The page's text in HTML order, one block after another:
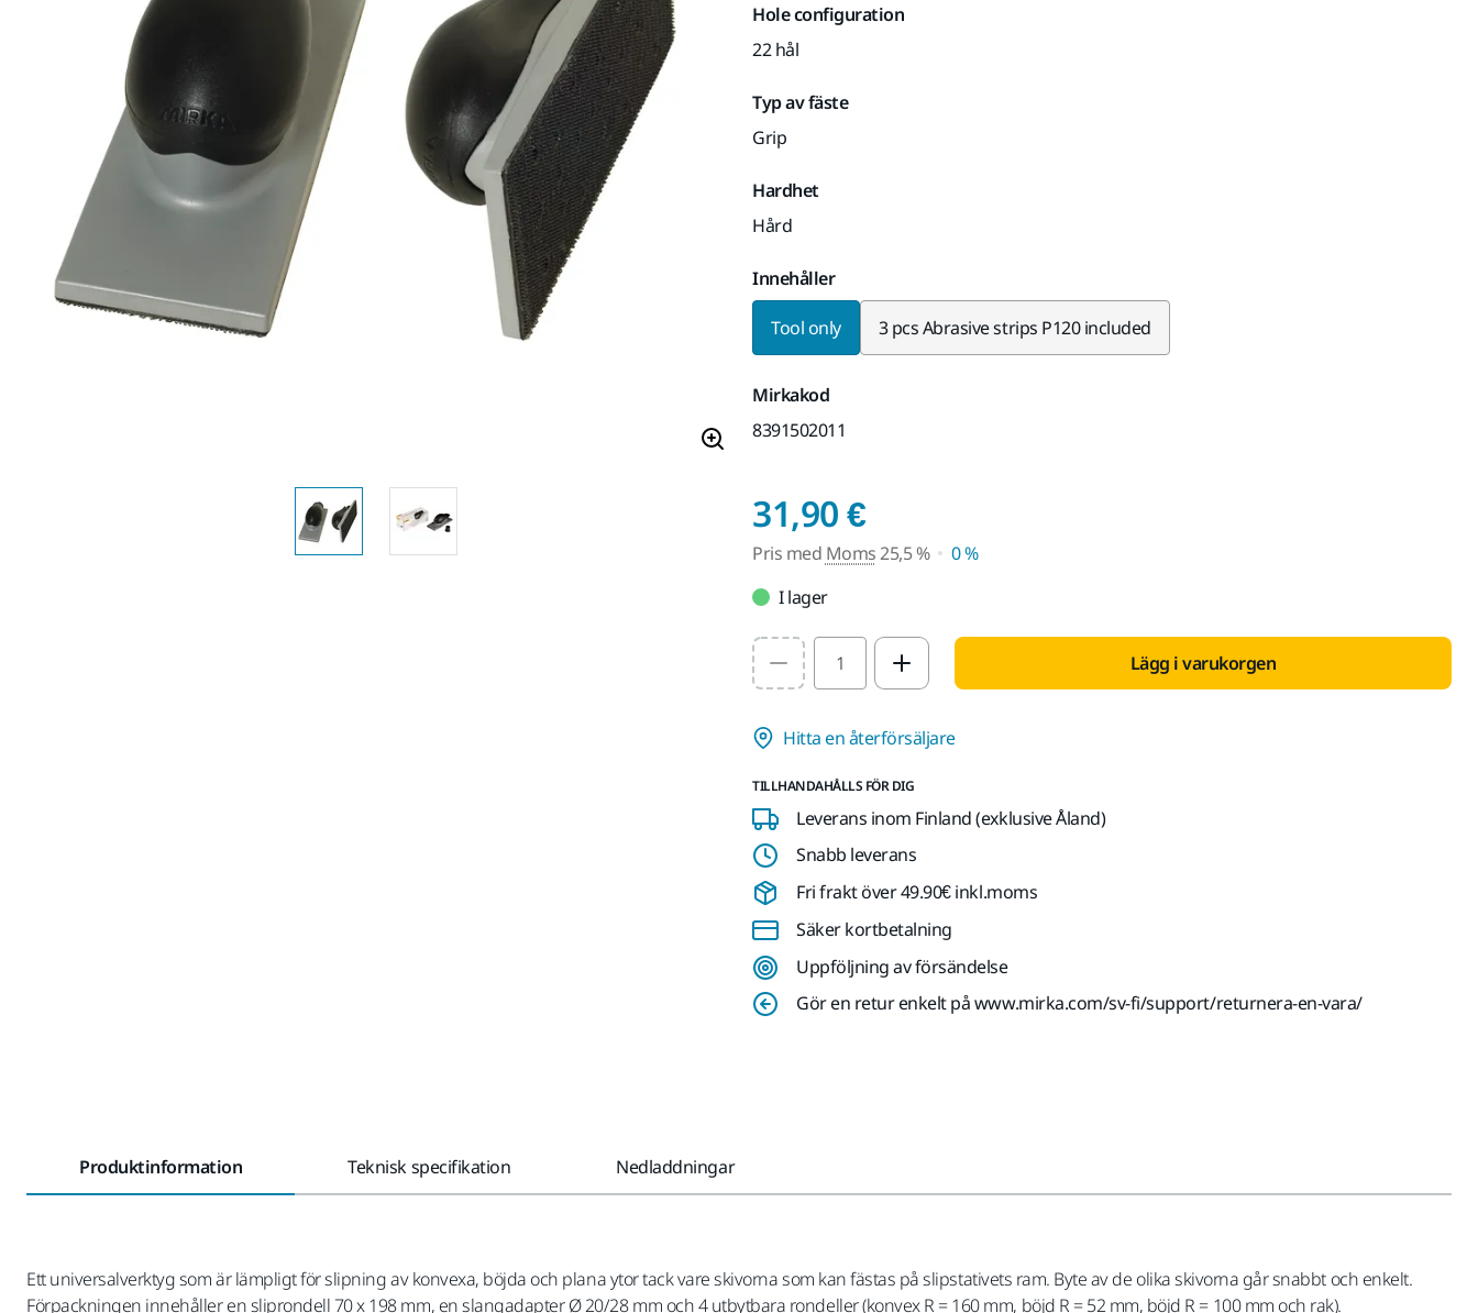
Hole configuration
22 hål
Typ av fäste
Grip
Hardhet
Hård
Innehåller
Tool only 3 pcs Abrasive strips P120 included
Mirkakod
8391502011
31,90 €Pris med Moms 25,5 %
Pris med Moms25,5 %
0 %
I lager
Select quantity value Lägg i varukorgen
Hitta en återförsäljare
TILLHANDAHÅLLS FÖR DIG
Leverans inom Finland (exklusive Åland)
Snabb leverans
Fri frakt över 49.90€ inkl.moms
Säker kortbetalning
Uppföljning av försändelse
Gör en retur enkelt på www.mirka.com/sv-fi/support/returnera-en-vara/
Produktinformation Teknisk specifikation Nedladdningar
Ett universalverktyg som är lämpligt för slipning av konvexa, böjda och plana ytor tack vare skivorna som kan fästas på slipstativets ram. Byte av de olika skivorna går snabbt och enkelt.
Förpackningen innehåller en sliprondell 70 x 198 mm, en slangadapter Ø 20/28 mm och 4 utbytbara rondeller (konvex R = 160 mm, böjd R = 52 mm, böjd R = 100 mm och rak).